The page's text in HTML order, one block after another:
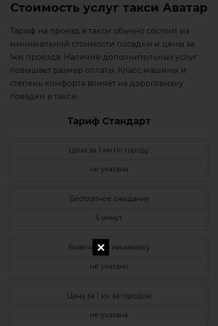
Стоимость услуг такси Аватар
Тариф на проезд в такси обычно состоит из
минимальной стоимости посадки и цены за
1км проезда. Наличие дополнительных услуг
повышает размер оплаты. Класс машины и
степень комфорта влияет на дороговизну
поездки в такси.
Тариф Стандарт
Цена за 1 км по городу
не указана
Бесплатное ожидание
5 минут
Включено в минималку
не указано
Цена за 1 км за городом
не указана